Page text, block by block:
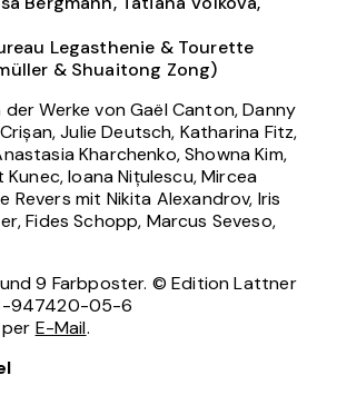
Legasthenie & Tourette
& Shuaitong Zong)
Werke von Gaël Canton, Danny
Julie Deutsch, Katharina Fitz,
Kharchenko, Showna Kim,
Kunec, Ioana Nițulescu, Mircea
Revers mit Nikita Alexandrov, Iris
Fides Schopp, Marcus Seveso,
und 9 Farbposter. © Edition Lattner
947420-05-6
E-Mail.